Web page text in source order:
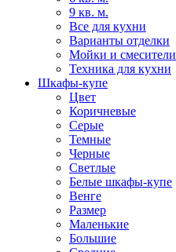
9 кв. м.
Все для кухни
Варианты отделки
Мойки и смесители
Техника для кухни
Шкафы-купе
Цвет
Коричневые
Серые
Темные
Черные
Светлые
Белые шкафы-купе
Венге
Размер
Маленькие
Большие